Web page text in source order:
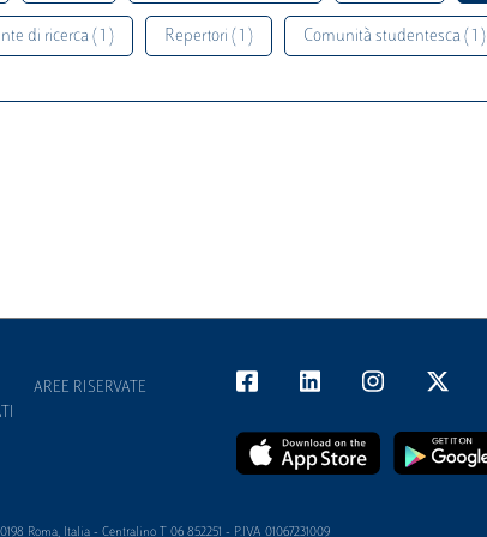
di ricerca ( 1 ) Repertori ( 1 ) Comunità studentesca ( 1 )
AREE RISERVATE
Roma, Italia - Centralino T 06 852251 - P.IVA 01067231009